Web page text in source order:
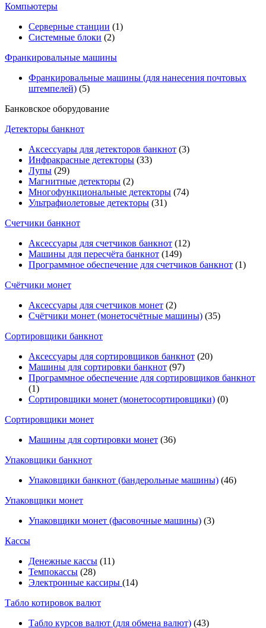
Компьютеры
Серверные станции (1)
Системные блоки (2)
Франкировальные машины
Франкировальные машины (для нанесения почтовых
штемпелей) (5)
Банковское оборудование
Детекторы банкнот
Аксессуары для детекторов банкнот (3)
Инфракрасные детекторы (33)
Лупы (29)
Магнитные детекторы (2)
Многофункциональные детекторы (74)
Ультрафиолетовые детекторы (31)
Счетчики банкнот
Аксессуары для счетчиков банкнот (12)
Машины для пересчёта банкнот (149)
Программное обеспечение для счетчиков банкнот (1)
Счётчики монет
Аксессуары для счетчиков монет (2)
Счётчики монет (монетосчётные машины) (35)
Cортировщики банкнот
Аксессуары для сортировщиков банкнот (20)
Машины для сортировки банкнот (97)
Программное обеспечение для сортировщиков банкнот
(1)
Сортировщики монет (монетосортировщики) (0)
Сортировщики монет
Машины для сортировки монет (36)
Упаковщики банкнот
Упаковщики банкнот (бандерольные машины) (46)
Упаковщики монет
Упаковщики монет (фасовочные машины) (3)
Кассы
Денежные кассы (11)
Темпокассы (28)
Электронные кассиры (14)
Табло котировок валют
Табло курсов валют (для обмена валют) (43)